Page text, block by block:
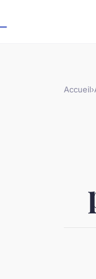
Accueil›